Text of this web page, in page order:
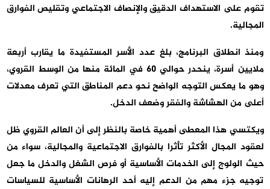
تقوم على الاستهداف الدقيق والإنصاف الاجتماعي وتقليص الفوارق
المجالية.
ومنذ انطلاق البرنامج، بلغ عدد الأسر المستفيدة ما يقارب أربعة
ملايين أسرة، ينحدر حوالي 60 في المائة منها من الوسط القروي،
وهو ما يعكس التوجه الواضح نحو دعم المناطق التي تعرف معدلات
أعلى من الهشاشة والفقر وضعف الدخل.
ويكتسي هذا المعطى أهمية خاصة بالنظر إلى أن العالم القروي ظل
لعقود المجال الأكثر تأثرا بالفوارق الاجتماعية والمجالية، سواء من
حيث الولوج إلى الخدمات الأساسية أو فرص الشغل والدخل ما جعل
توجيه جزء مهم من الدعم إليه أحد الرهانات الأساسية للسياسات